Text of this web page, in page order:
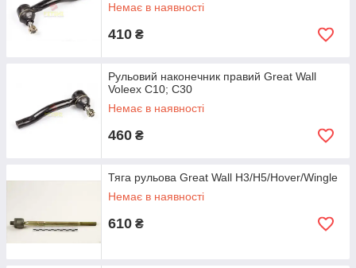
Немає в наявності
410 ₴
Рульовий наконечник правий Great Wall
Voleex C10; C30
Немає в наявності
460 ₴
Тяга рульова Great Wall H3/H5/Hover/Wingle
Немає в наявності
610 ₴